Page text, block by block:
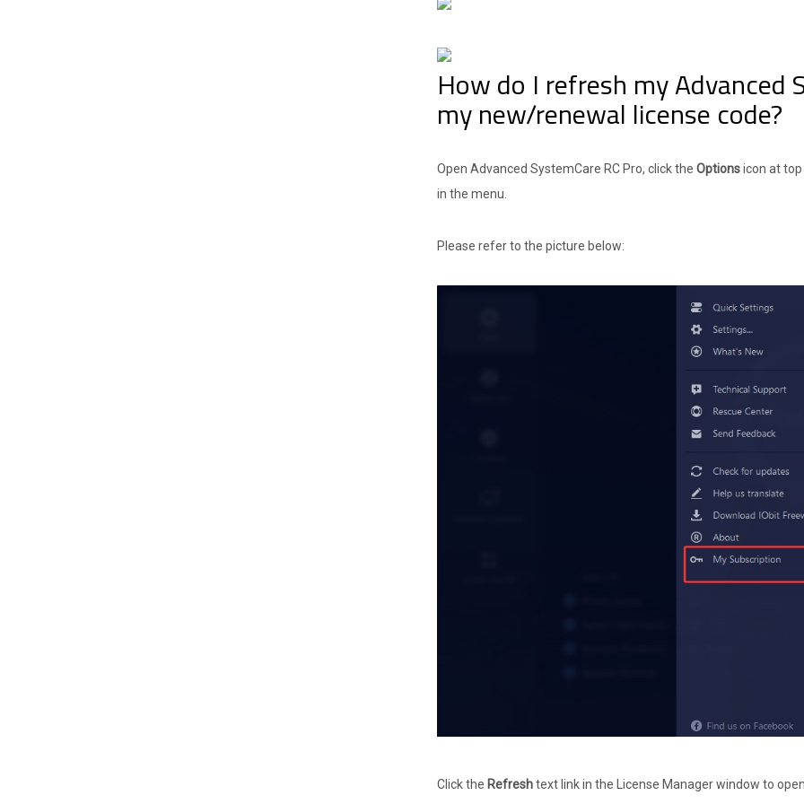
How do I refresh my Advanced
my new/renewal license code?
Open Advanced SystemCare RC Pro, click the Optionsicon at
in the menu.
Please refer to the picture below:
Click the Refreshtext link in the License Manager window to